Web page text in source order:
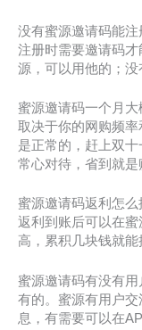
没有蜜源邀请码能注
注册时需要邀请码
源，可以用他的；没
蜜源邀请码一个月大
取决于你的网购频
是正常的，赶上双
常心对待，省到就是
蜜源邀请码返利怎么
返利到账后可以在
高，累积几块钱就能
蜜源邀请码有没有用
有的。蜜源有用户
息，有需要可以在